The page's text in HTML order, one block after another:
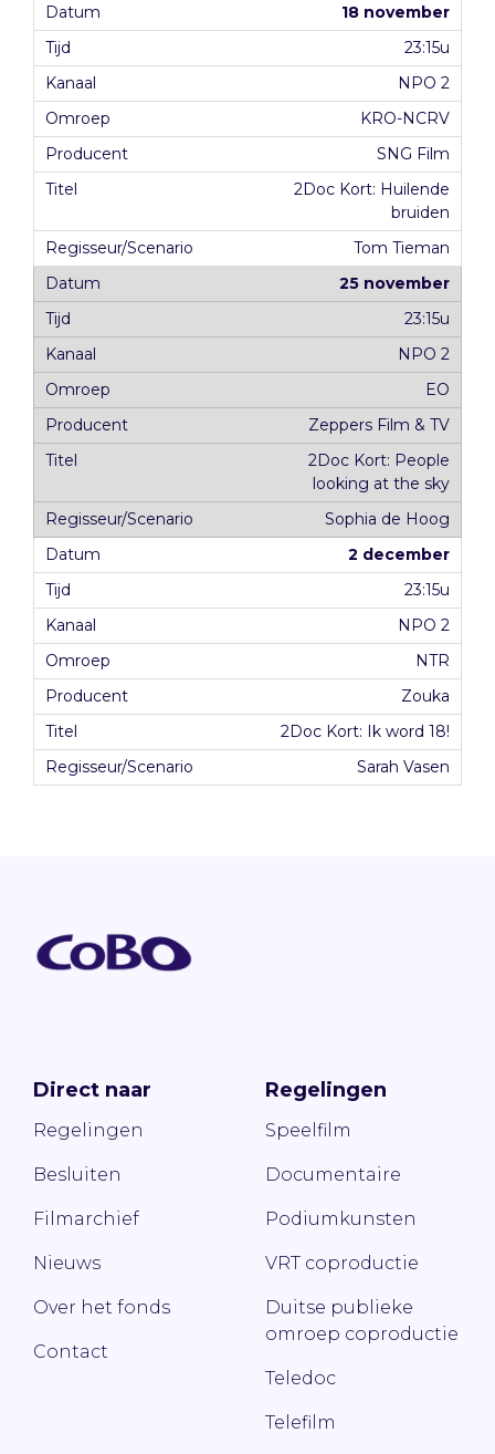
18 november
23:15u
NPO 2
KRO-NCRV
SNG Film
2Doc Kort: Huilende
bruiden
Tom Tieman
25 november
23:15u
NPO 2
EO
Zeppers Film & TV
2Doc Kort: People
looking at the sky
Sophia de Hoog
2 december
23:15u
NPO 2
NTR
Zouka
2Doc Kort: Ik word 18!
Sarah Vasen
Direct naar
Regelingen
Besluiten
Filmarchief
Nieuws
Over het fonds
Contact
Regelingen
Speelfilm
Documentaire
Podiumkunsten
VRT coproductie
Duitse publieke
omroep coproductie
Teledoc
Telefilm